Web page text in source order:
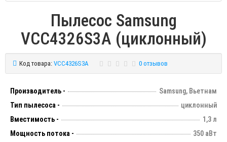
Пылесос Samsung
VCC4326S3A (циклонный)
Код товара: VCC4326S3A 0 отзывов
Производитель -
Samsung, Вьетнам
Тип пылесоса -
циклонный
Вместимость -
1,3 л
Мощность потока -
350 аВт